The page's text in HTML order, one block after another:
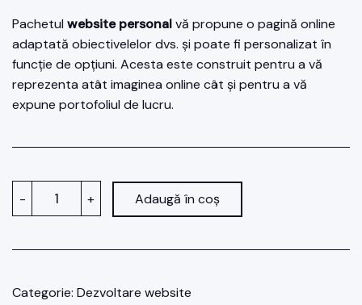
Pachetul website personalvă propune o pagină online
adaptată obiectivelelor dvs. și poate fi personalizat în
funcție de opțiuni. Acesta este construit pentru a vă
reprezenta atât imaginea online cât și pentru a vă
expune portofoliul de lucru.
-
Pachetul + Adaugă în coș
Categorie: Dezvoltare website